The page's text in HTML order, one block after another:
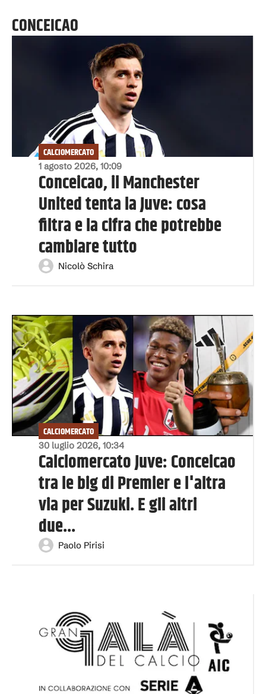
CONCEICAO
1 agosto 2026, 10:09
CALCIOMERCATO
Conceicao, il Manchester
United tenta la Juve: cosa
filtra e la cifra che potrebbe
cambiare tutto
Nicolò Schira
30 luglio 2026, 10:34
CALCIOMERCATO
Calciomercato Juve: Conceicao
tra le big di Premier e l'altra
via per Suzuki. E gli altri
due...
Paolo Pirisi